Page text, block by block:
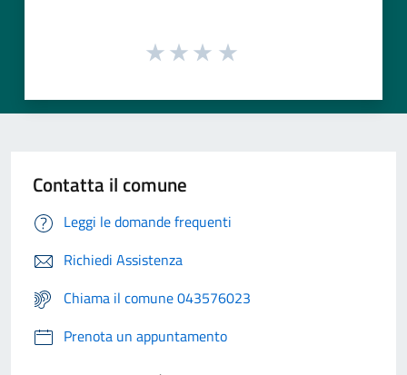
Contatta il comune
Leggi le domande frequenti
Richiedi Assistenza
Chiama il comune 043576023
Prenota un appuntamento